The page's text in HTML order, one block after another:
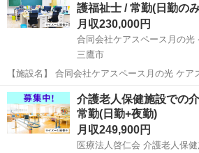
護福祉士 / 常勤(日勤の
月収230,000円
合同会社ケアスペース月の光
三鷹市
【施設名】 合同会社ケアスペース月の光 ケアスペ
地】 東京都 三鷹市 【アクセス】 仙川駅/つつじケ丘駅/三鷹台駅 【雇
用形態】常勤(日勤のみ) 【募集職種】サービス提供責任者 【給与情
報】 ...
東京 三鷹市 介護福祉士
介護老人保健施設での
常勤(日勤+夜勤)
月収249,900円
医療法人啓仁会 介護老人保